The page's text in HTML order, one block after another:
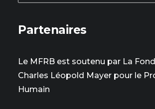
Partenaires
Le MFRB est soutenu par La
Charles Léopold Mayer pour le
Humain